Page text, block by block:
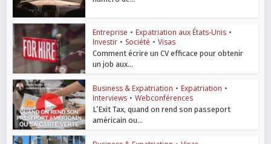
Entreprise • Expatriation aux États-Unis •
Investir • Société • Visas
Comment écrire un CV efficace pour obtenir
un job aux...
Business & Expatriation • Expatriation •
Interviews • Webconférences
L’Exit Tax, quand on rend son passeport
américain ou...